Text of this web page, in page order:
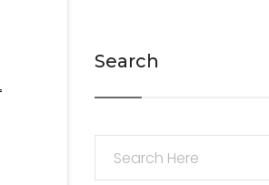
Search